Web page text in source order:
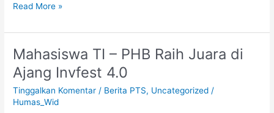
Read More »
Mahasiswa TI – PHB Raih Juara di
Ajang Invfest 4.0
Tinggalkan Komentar / Berita PTS, Uncategorized /
Humas_Wid
Mahasiswa
TI
–
PHB
Raih